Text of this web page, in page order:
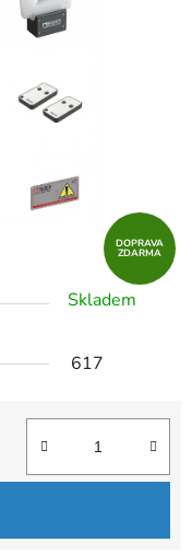
Skladem
617
DOPRAVA
ZDARMA